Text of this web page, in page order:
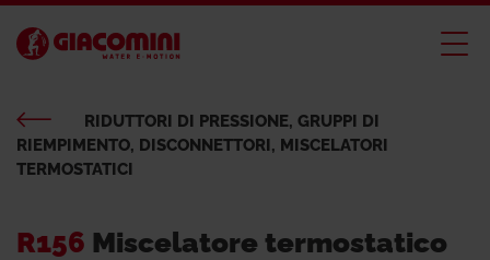
RIDUTTORI DI PRESSIONE, GRUPPI DI
RIEMPIMENTO, DISCONNETTORI, MISCELATORI
TERMOSTATICI
R156 Miscelatore termostatico